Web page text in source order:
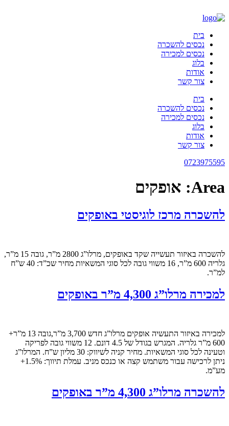
לתוכן
בית
נכסים להשכרה
נכסים למכירה
בלוג
אודות
צור קשר
בית
נכסים להשכרה
נכסים למכירה
בלוג
אודות
צור קשר
0723975595
Area: אופקים
להשכרה מרכז לוגיסטי באופקים
להשכרה באיזור תעשייה שקד באופקים, מרלו”ג 2800 מ”ר, גובה 15 מ”ר,
גלריה 600 מ”ר, 16 משווי גובה לכל סוגי המשאיות מחיר שכ”ד: 40 ש”ח
למ”ר.
למכירה מרלו”ג 4,300 מ”ר באופקים
למכירה באיזור התעשיה אופקים מרלו”ג חדש 3,700 מ”ר,גובה 13 מ”ר+
600 מ”ר גלריה. המגרש בגודל של 4.5 דונם. 12 משווי גובה לפריקה
וטעינה לכל סוגי המשאיות. מחיר קניה לשיווק: 30 מליון ש”ח. המרלו”ג
ניתן לרכישה עבור משתמש קצה או כנכס מניב. עמלת תיווך: 1.5%+
מע”מ.
להשכרה מרלו”ג 4,300 מ”ר באופקים